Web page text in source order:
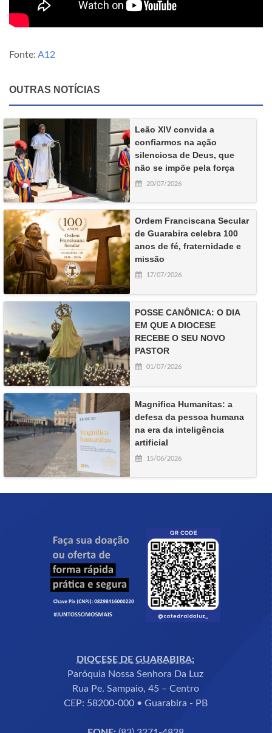
Fonte: A12
OUTRAS NOTÍCIAS
Leão XIV convida a
confiarmos na ação
silenciosa de Deus, que
não se impõe pela força
20/07/2026
Ordem Franciscana Secular
de Guarabira celebra 100
anos de fé, fraternidade e
missão
17/07/2026
POSSE CANÔNICA: O DIA
EM QUE A DIOCESE
RECEBE O SEU NOVO
PASTOR
01/07/2026
Magnifica Humanitas: a
defesa da pessoa humana
na era da inteligência
artificial
15/06/2026
DIOCESE DE GUARABIRA:
Paróquia Nossa Senhora Da Luz
Rua Pe. Sampaio, 45 – Centro
CEP: 58200-000 • Guarabira - PB